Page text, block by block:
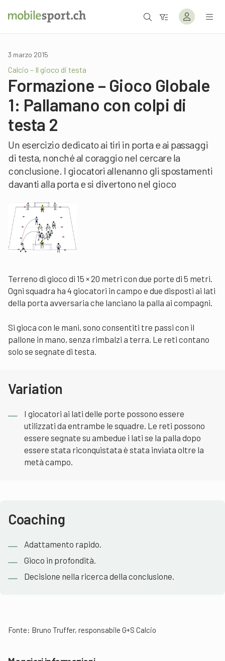
3 marzo 2015
Calcio – Il gioco di testa
Formazione – Gioco Globale
1: Pallamano con colpi di
testa 2
Un esercizio dedicato ai tiri in porta e ai passaggi
di testa, nonché al coraggio nel cercare la
conclusione. I giocatori allenanno gli spostamenti
davanti alla porta e si divertono nel gioco
Terreno di gioco di 15 × 20 metri con due porte di 5 metri.
Ogni squadra ha 4 giocatori in campo e due disposti ai lati
della porta avversaria che lanciano la palla ai compagni.
Si gioca con le mani, sono consentiti tre passi con il
pallone in mano, senza rimbalzi a terra. Le reti contano
solo se segnate di testa.
Variation
I giocatori ai lati delle porte possono essere
utilizzati da entrambe le squadre. Le reti possono
essere segnate su ambedue i lati se la palla dopo
essere stata riconquistata è stata inviata oltre la
metà campo.
Coaching
Adattamento rapido.
Gioco in profondità.
Decisione nella ricerca della conclusione.
Fonte: Bruno Truffer, responsabile G+S Calcio